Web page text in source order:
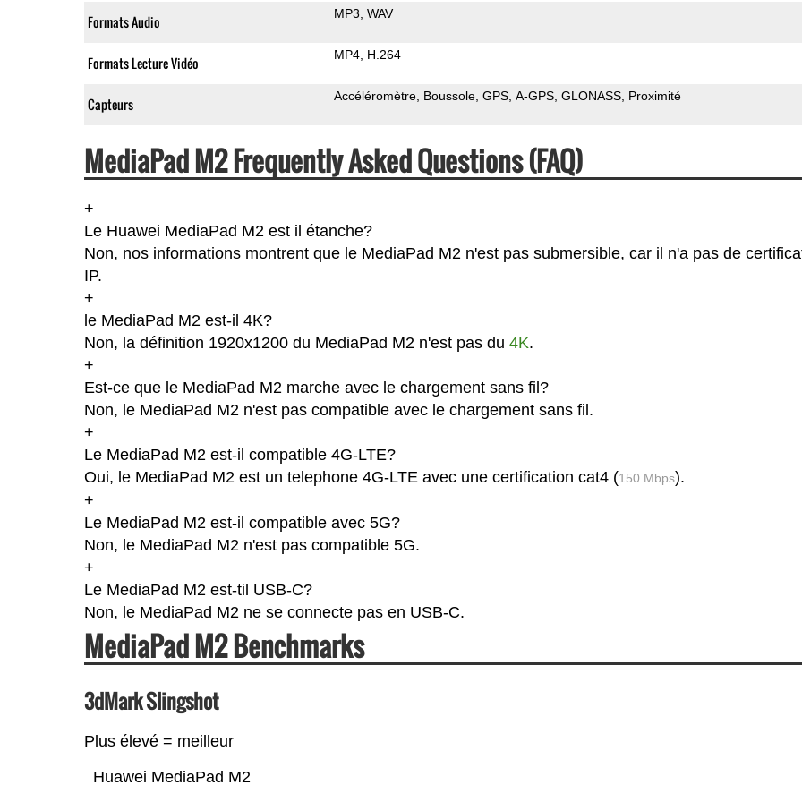
Formats Audio MP3 WAV
Formats Lecture Vidéo MP4 H.264
Capteurs Accéléromètre Boussole GPS A-GPS GLONASS Proximité
MediaPad M2 Frequently Asked Questions (FAQ)
+
Le Huawei MediaPad M2 est il étanche?
Non, nos informations montrent que le MediaPad M2 n'est pas submersible, car il n'a pas de
IP.
+
le MediaPad M2 est-il 4K?
Non, la définition 1920x1200 du MediaPad M2 n'est pas du 4K.
+
Est-ce que le MediaPad M2 marche avec le chargement sans fil?
Non, le MediaPad M2 n'est pas compatible avec le chargement sans fil.
+
Le MediaPad M2 est-il compatible 4G-LTE?
Oui, le MediaPad M2 est un telephone 4G-LTE avec une certification cat4 (150 Mbps).
+
Le MediaPad M2 est-il compatible avec 5G?
Non, le MediaPad M2 n'est pas compatible 5G.
+
Le MediaPad M2 est-til USB-C?
Non, le MediaPad M2 ne se connecte pas en USB-C.
MediaPad M2 Benchmarks
3dMark Slingshot
Plus élevé = meilleur
Huawei MediaPad M2